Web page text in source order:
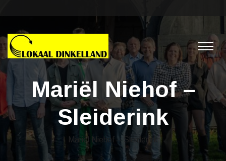
Mariël Niehof –
Sleiderink
Mariël Niehof – Sleiderink